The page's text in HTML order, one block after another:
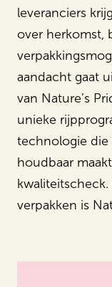
leveranciers
over herkomst,
aandacht gaat
van Nature’s
unieke
technologie
houdbaar
verpakken is